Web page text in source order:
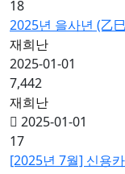
18
2025년 을사년 (乙
재희난
2025-01-01
7,442
재희난
2025-01-01
17
[2025년 7월] 신용